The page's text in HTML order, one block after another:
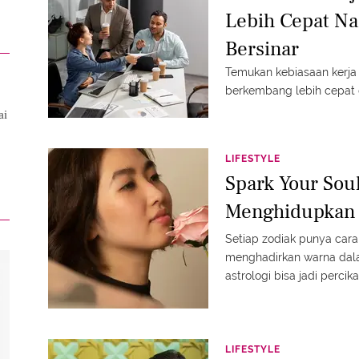
Lebih Cepat
Bersinar
Temukan kebiasaan
berkembang lebih cepat
LIFESTYLE
Spark Your
Setiap zodiak punya
menghadirkan warna
astrologi bisa jadi
LIFESTYLE